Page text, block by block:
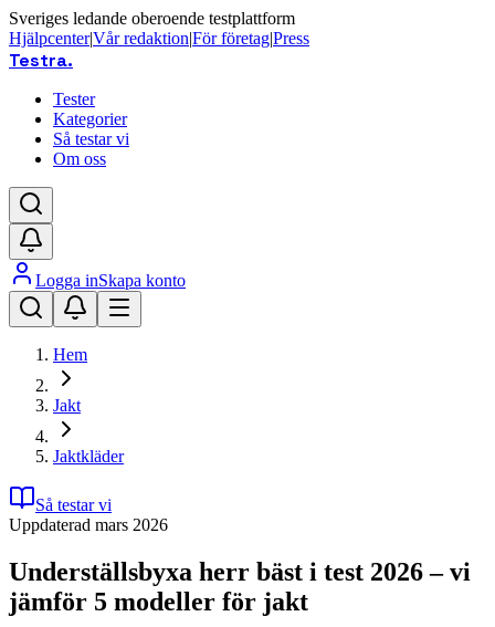
Sveriges ledande oberoende testplattform
Hjälpcenter|Vår redaktion|För företag|Press
Testra.
Tester
Kategorier
Så testar vi
Om oss
Logga inSkapa konto
Hem
Jakt
Jaktkläder
Så testar vi
Uppdaterad mars 2026
Underställsbyxa herr bäst i test 2026 – vi
jämför 5 modeller för jakt